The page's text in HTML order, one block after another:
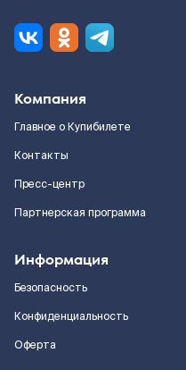
Компания
Главное о Купибилете
Контакты
Пресс-центр
Партнерская программа
Информация
Безопасность
Конфиденциальность
Оферта